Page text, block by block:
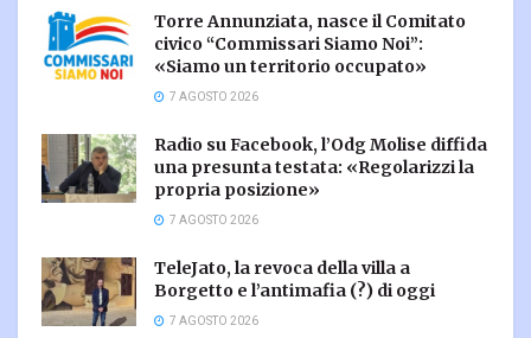
Torre Annunziata, nasce il Comitato
civico “Commissari Siamo Noi”:
«Siamo un territorio occupato»
7 AGOSTO 2026
Radio su Facebook, l’Odg Molise diffida
una presunta testata: «Regolarizzi la
propria posizione»
7 AGOSTO 2026
TeleJato, la revoca della villa a
Borgetto e l’antimafia (?) di oggi
7 AGOSTO 2026